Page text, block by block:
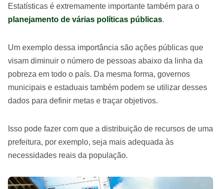
Estatísticas é extremamente importante também para o
planejamento de várias políticas públicas.
Um exemplo dessa importância são ações públicas que
visam diminuir o número de pessoas abaixo da linha da
pobreza em todo o país. Da mesma forma, governos
municipais e estaduais também podem se utilizar desses
dados para definir metas e traçar objetivos.
Isso pode fazer com que a distribuição de recursos de uma
prefeitura, por exemplo, seja mais adequada às
necessidades reais da população.